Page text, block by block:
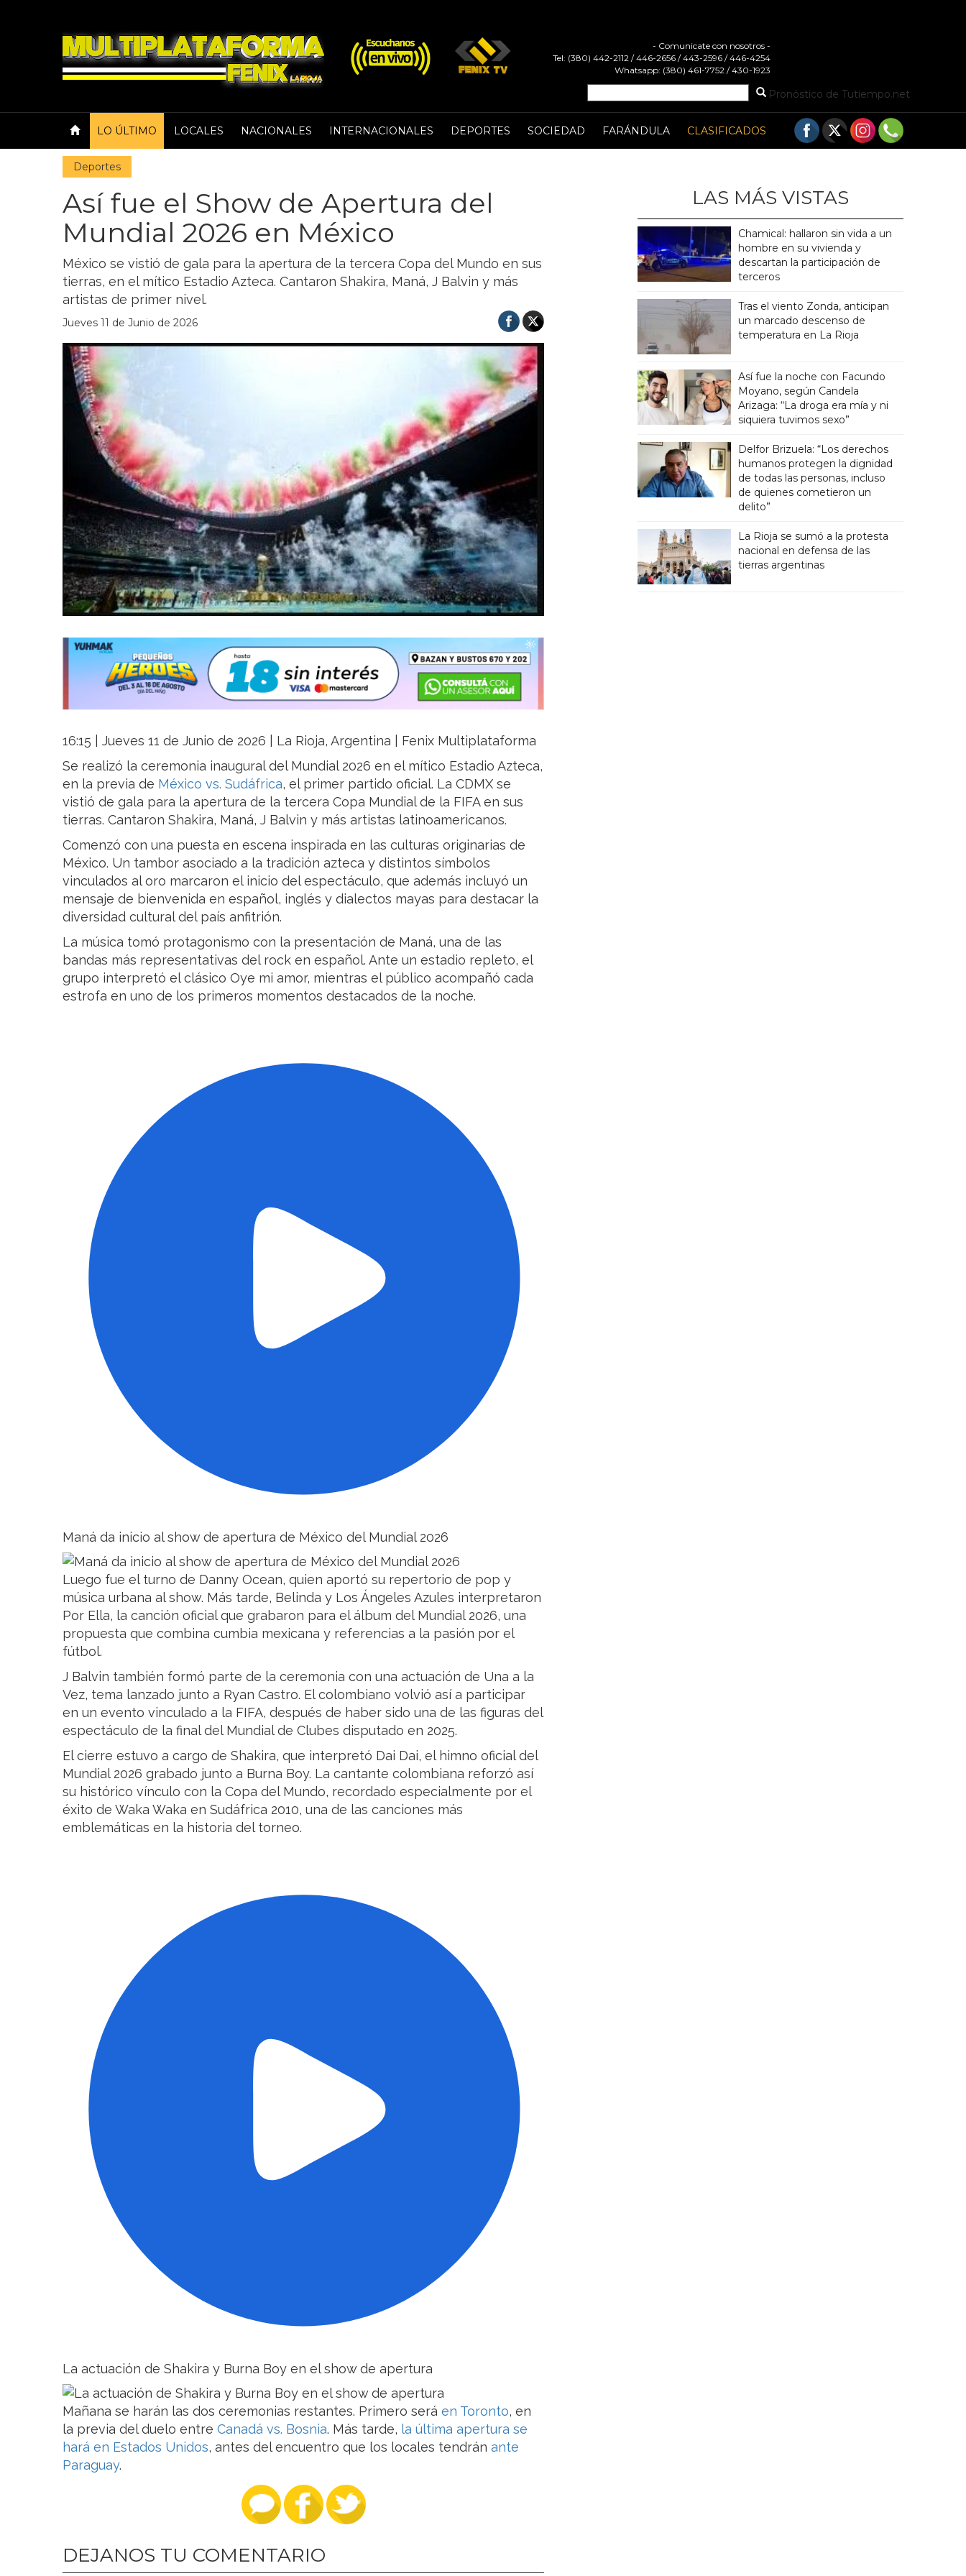
- Comunicate con nosotros -
Tel: (380) 442-2112 / 446-2656 / 443-2596 / 446-4254
Whatsapp: (380) 461-7752 / 430-1923
Pronóstico de Tutiempo.net
LO ÚLTIMO LOCALES NACIONALES INTERNACIONALES DEPORTES SOCIEDAD FARÁNDULA CLASIFICADOS
Deportes
Así fue el Show de Apertura del
Mundial 2026 en México
México se vistió de gala para la apertura de la tercera Copa del Mundo en sus
tierras, en el mítico Estadio Azteca. Cantaron Shakira, Maná, J Balvin y más
artistas de primer nivel.
Jueves 11 de Junio de 2026
16:15 | Jueves 11 de Junio de 2026 | La Rioja, Argentina | Fenix Multiplataforma
Se realizó la ceremonia inaugural del Mundial 2026 en el mítico Estadio Azteca,
en la previa de México vs. Sudáfrica, el primer partido oficial. La CDMX se
vistió de gala para la apertura de la tercera Copa Mundial de la FIFA en sus
tierras. Cantaron Shakira, Maná, J Balvin y más artistas latinoamericanos.
Comenzó con una puesta en escena inspirada en las culturas originarias de
México. Un tambor asociado a la tradición azteca y distintos símbolos
vinculados al oro marcaron el inicio del espectáculo, que además incluyó un
mensaje de bienvenida en español, inglés y dialectos mayas para destacar la
diversidad cultural del país anfitrión.
La música tomó protagonismo con la presentación de Maná, una de las
bandas más representativas del rock en español. Ante un estadio repleto, el
grupo interpretó el clásico Oye mi amor, mientras el público acompañó cada
estrofa en uno de los primeros momentos destacados de la noche.
Maná da inicio al show de apertura de México del Mundial 2026
Luego fue el turno de Danny Ocean, quien aportó su repertorio de pop y
música urbana al show. Más tarde, Belinda y Los Ángeles Azules interpretaron
Por Ella, la canción oficial que grabaron para el álbum del Mundial 2026, una
propuesta que combina cumbia mexicana y referencias a la pasión por el
fútbol.
J Balvin también formó parte de la ceremonia con una actuación de Una a la
Vez, tema lanzado junto a Ryan Castro. El colombiano volvió así a participar
en un evento vinculado a la FIFA, después de haber sido una de las figuras del
espectáculo de la final del Mundial de Clubes disputado en 2025.
El cierre estuvo a cargo de Shakira, que interpretó Dai Dai, el himno oficial del
Mundial 2026 grabado junto a Burna Boy. La cantante colombiana reforzó así
su histórico vínculo con la Copa del Mundo, recordado especialmente por el
éxito de Waka Waka en Sudáfrica 2010, una de las canciones más
emblemáticas en la historia del torneo.
La actuación de Shakira y Burna Boy en el show de apertura
Mañana se harán las dos ceremonias restantes. Primero será en Toronto, en
la previa del duelo entre Canadá vs. Bosnia. Más tarde, la última apertura se
hará en Estados Unidos, antes del encuentro que los locales tendrán ante
Paraguay.
DEJANOS TU COMENTARIO
LAS MÁS VISTAS
Chamical: hallaron sin vida a un
hombre en su vivienda y
descartan la participación de
terceros
Tras el viento Zonda, anticipan
un marcado descenso de
temperatura en La Rioja
Así fue la noche con Facundo
Moyano, según Candela
Arizaga: “La droga era mía y ni
siquiera tuvimos sexo”
Delfor Brizuela: “Los derechos
humanos protegen la dignidad
de todas las personas, incluso
de quienes cometieron un
delito”
La Rioja se sumó a la protesta
nacional en defensa de las
tierras argentinas